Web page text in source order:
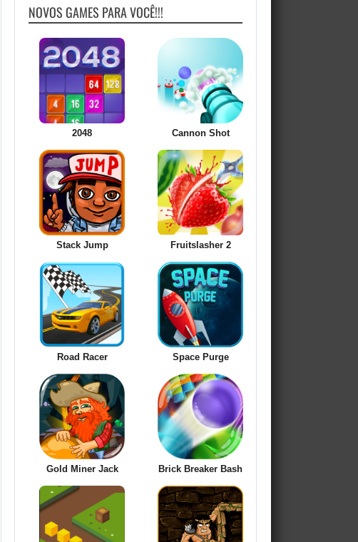
NOVOS GAMES PARA VOCÊ!!!
2048 Cannon Shot
Stack Jump Fruitslasher 2
Road Racer Space Purge
Gold Miner Jack Brick Breaker Bash